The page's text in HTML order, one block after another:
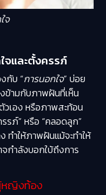
จ
จและตั้งครรภ์
กับ “การนอกใจ” บ่อย
ข้ามกับภาพฝันที่เห็น
วเอง หรือภาพสะท้อน
รภ์” หรือ “คลอดลูก”
ทำให้ภาพฝันแม้จะทำให้
กำลังบอกใบ้ถึงการ
หญิงท้อง